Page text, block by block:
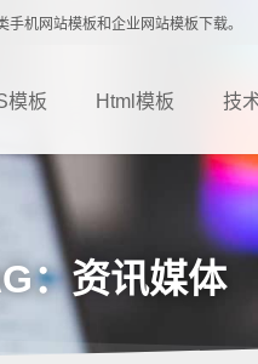
机网站模板和企业网站模板下载。
模板 Html模板 技
：资讯媒体